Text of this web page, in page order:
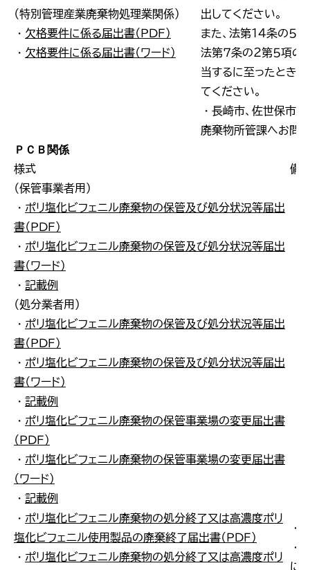
（特別管理産業廃棄物処理業関係）
・ 欠格要件に係る届出書（ＰＤＦ）
・ 欠格要件に係る届出書（ワード）
出してください。
また、法第１４条の５
法第７条の２第５項
当するに至ったとき
てください。
・長崎市、佐世保市
廃棄物所管課へお問
ＰＣＢ関係
様式
備
（保管事業者用）
・ ポリ塩化ビフェニル廃棄物の保管及び処分状況等届出
書（ＰＤＦ）
・ ポリ塩化ビフェニル廃棄物の保管及び処分状況等届出
書（ワード）
・ 記載例
・
・
（処分業者用）
・ ポリ塩化ビフェニル廃棄物の保管及び処分状況等届出
書（ＰＤＦ）
・ ポリ塩化ビフェニル廃棄物の保管及び処分状況等届出
書（ワード）
・ 記載例
・ ポリ塩化ビフェニル廃棄物の保管事業場の変更届出書
（ＰＤＦ）
・ ポリ塩化ビフェニル廃棄物の保管事業場の変更届出書
（ワード）
・ 記載例
・ ポリ塩化ビフェニル廃棄物の処分終了又は高濃度ポリ
塩化ビフェニル使用製品の廃棄終了届出書（ＰＤＦ）
・ ポリ塩化ビフェニル廃棄物の処分終了又は高濃度ポリ